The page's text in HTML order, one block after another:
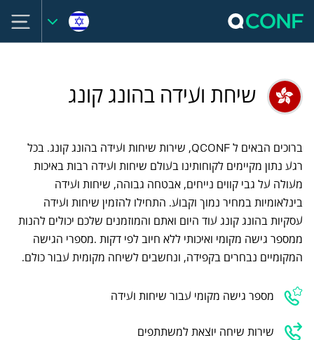
שיחת ועידה בהונג קונג
ברוכים הבאים ל QCONF, שירות שיחות ועידה בהונג קונג. בכל
רגע נתון מקיימים לקוחותינו בעולם שיחות ועידה רבות באיכות
מעולה על גבי קווים נייחים, אבטחה גבוהה, שיחות ועידה
בינלאומיות במחיר נמוך וקבוע. התחילו להזמין שיחות ועידה
עסקיות בהונג קונג עוד היום ואתם והמוזמנים שלכם יכולים להנות
ממספר גישה מקומי ואיכותי ללא חיוב לפי דקות .מספרי הגישה
המקומיים נבחרים בקפידה, ונחשבים לשיחה מקומית עבור כולם.
מספר גישה מקומי עבור שיחות ועידה
שירות שיחה יוצאת למשתתפים